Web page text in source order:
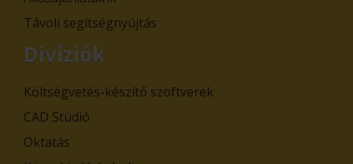
Távoli segítségnyújtás
Divíziók
Költségvetés-készítő szoftverek
CAD Stúdió
Oktatás